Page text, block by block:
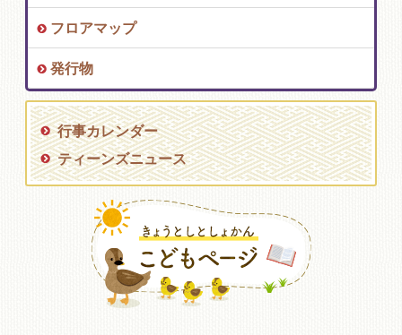
フロアマップ
発行物
行事カレンダー
ティーンズニュース